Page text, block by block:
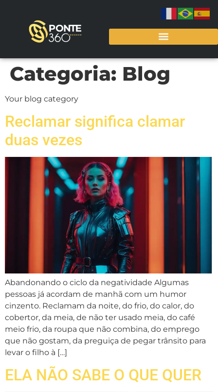
Categoria: Blog
Your blog category
Reclamar significa clamar
duas vezes
Abandonando o ciclo da negatividade Algumas
pessoas já acordam de manhã com um humor
cinzento. Reclamam da noite, do frio, do calor, do
cobertor, da meia, de não ter usado meia, do café
meio frio, da roupa que não combina, do emprego
que não gostam, da preguiça de pegar trânsito para
levar o filho à […]
ELA NÃO SABE O QUE QUER